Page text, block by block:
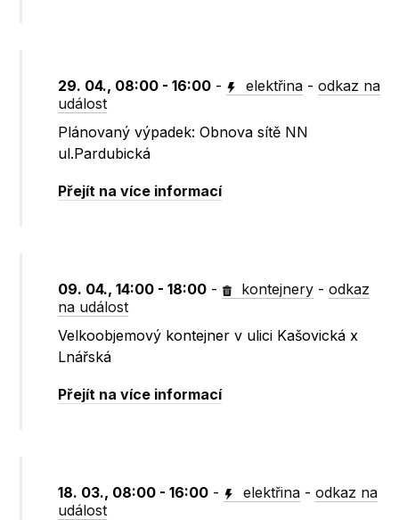
29. 04., 08:00 - 16:00 - elektřina -odkaz na
událost
Plánovaný výpadek: Obnova sítě NN
ul.Pardubická
Přejít na více informací
09. 04., 14:00 - 18:00 - kontejnery -odkaz
na událost
Velkoobjemový kontejner v ulici Kašovická x
Lnářská
Přejít na více informací
18. 03., 08:00 - 16:00 - elektřina -odkaz na
událost